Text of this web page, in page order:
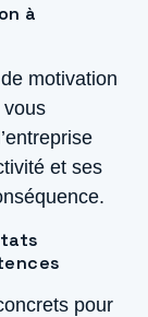
à
motivation
vous
et ses
pour